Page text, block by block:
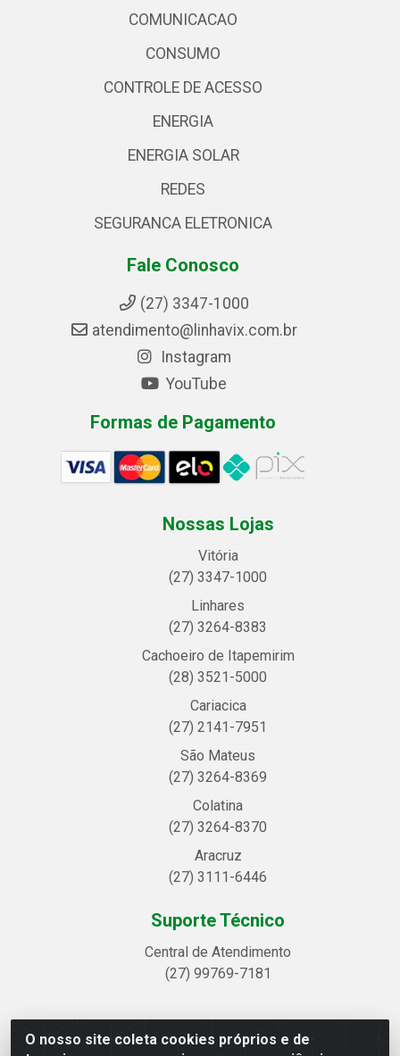
O nosso site coleta cookies próprios e de
COMUNICACAO
CONSUMO
CONTROLE DE ACESSO
ENERGIA
ENERGIA SOLAR
REDES
SEGURANCA ELETRONICA
Fale Conosco
(27) 3347-1000
atendimento@linhavix.com.br
Instagram
YouTube
Formas de Pagamento
Nossas Lojas
Vitória
(27) 3347-1000
Linhares
(27) 3264-8383
Cachoeiro de Itapemirim
(28) 3521-5000
Cariacica
(27) 2141-7951
São Mateus
(27) 3264-8369
Colatina
(27) 3264-8370
Aracruz
(27) 3111-6446
Suporte Técnico
Central de Atendimento
(27) 99769-7181
Linhavix Distribuidora LTDA - Avenida Alegre, 2521 -